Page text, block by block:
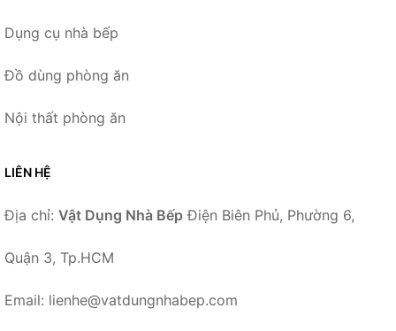
Dụng cụ nhà bếp
Đồ dùng phòng ăn
Nội thất phòng ăn
LIÊN HỆ
Địa chỉ: Vật Dụng Nhà Bếp Điện Biên Phủ, Phường 6,
Quận 3, Tp.HCM
Email: lienhe@vatdungnhabep.com